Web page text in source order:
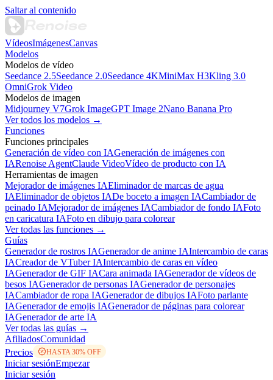
Saltar al contenido
VídeosImágenesCanvas
Modelos
Modelos de vídeo
Seedance 2.5Seedance 2.0Seedance 4KMiniMax H3Kling 3.0
OmniGrok Video
Modelos de imagen
Midjourney V7Grok ImageGPT Image 2Nano Banana Pro
Ver todos los modelos →
Funciones
Funciones principales
Generación de vídeo con IAGeneración de imágenes con
IARenoise AgentClaude VideoVídeo de producto con IA
Herramientas de imagen
Mejorador de imágenes IAEliminador de marcas de agua
IAEliminador de objetos IADe boceto a imagen IACambiador de
peinado IAMejorador de imágenes IACambiador de fondo IAFoto
en caricatura IAFoto en dibujo para colorear
Ver todas las funciones →
Guías
Generador de rostros IAGenerador de anime IAIntercambio de caras
IACreador de VTuber IAIntercambio de caras en vídeo
IAGenerador de GIF IACara animada IAGenerador de vídeos de
besos IAGenerador de personas IAGenerador de personajes
IACambiador de ropa IAGenerador de dibujos IAFoto parlante
IAGenerador de emojis IAGenerador de páginas para colorear
IAGenerador de arte IA
Ver todas las guías →
AfiliadosComunidad
Precios
HASTA 30% OFF
Iniciar sesiónEmpezar
Iniciar sesión